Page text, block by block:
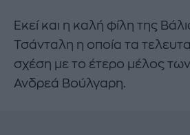
Εκεί και η καλή φίλη της
Τσάνταλη η οποία τα
σχέση με το έτερο μέλος
Ανδρεά Βούλγαρη.